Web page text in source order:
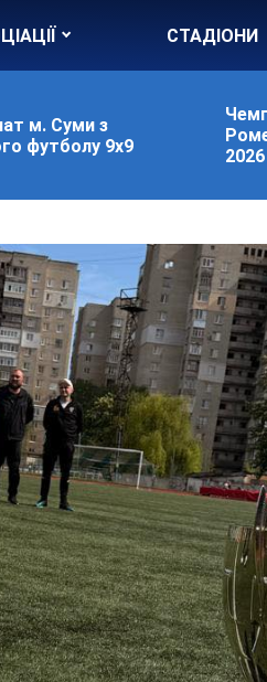
СТАДІОНИ
м. Суми з
футболу 9х9
2026